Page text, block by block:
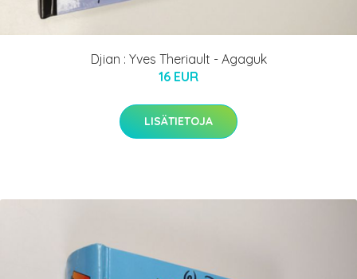
Djian : Yves Theriault - Agaguk
16 EUR
LISÄTIETOJA